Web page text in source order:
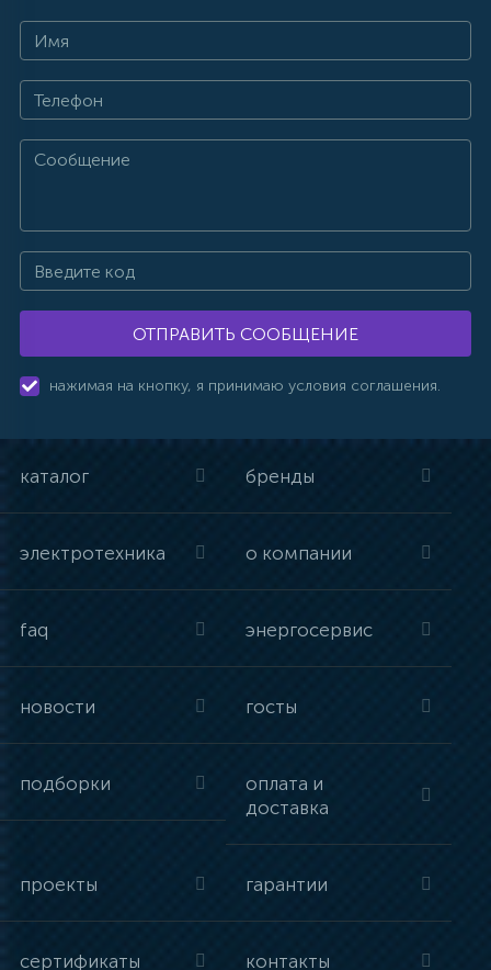
ОТПРАВИТЬ СООБЩЕНИЕ
нажимая на кнопку, я принимаю условия соглашения.
каталог бренды
электротехника о компании
faq энергосервис
новости госты
подборки
оплата и
доставка
проекты гарантии
сертификаты контакты